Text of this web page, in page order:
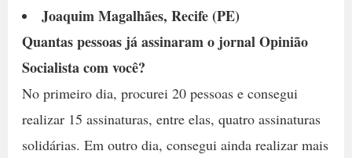
Joaquim Magalhães, Recife (PE)
Quantas pessoas já assinaram o jornal Opinião
Socialista com você?
No primeiro dia, procurei 20 pessoas e consegui
realizar 15 assinaturas, entre elas, quatro assinaturas
solidárias. Em outro dia, consegui ainda realizar mais